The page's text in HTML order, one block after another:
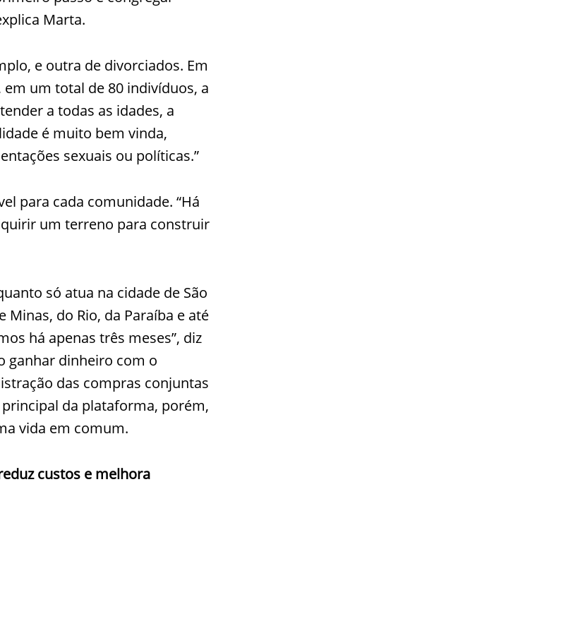
Marta.
e outra de divorciados. Em
um total de 80 indivíduos, a
a todas as idades, a
é muito bem vinda,
sexuais ou políticas.”
para cada comunidade. “Há
um terreno para construir
só atua na cidade de São
Minas, do Rio, da Paraíba e até
há apenas três meses”, diz
ganhar dinheiro com o
das compras conjuntas
da plataforma, porém,
vida em comum.
custos e melhora